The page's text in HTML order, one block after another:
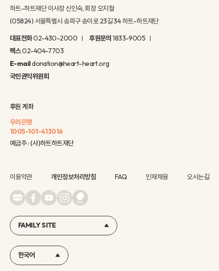
하트-하트재단 이사장 신인숙, 회장 오지철
(05824) 서울특별시 송파구 송이로 23길 34 하트-하트재단
대표전화02-430-2000 후원문의1833-9005
팩스02-404-7703
E-maildonation@heart-heart.org
국민권익위원회
후원 계좌
우리은행
1005-101-413016
예금주 : (사)하트하트재단
이용약관 개인정보처리방침 FAQ 인재채용 오시는길
FAMILY SITE
한국어